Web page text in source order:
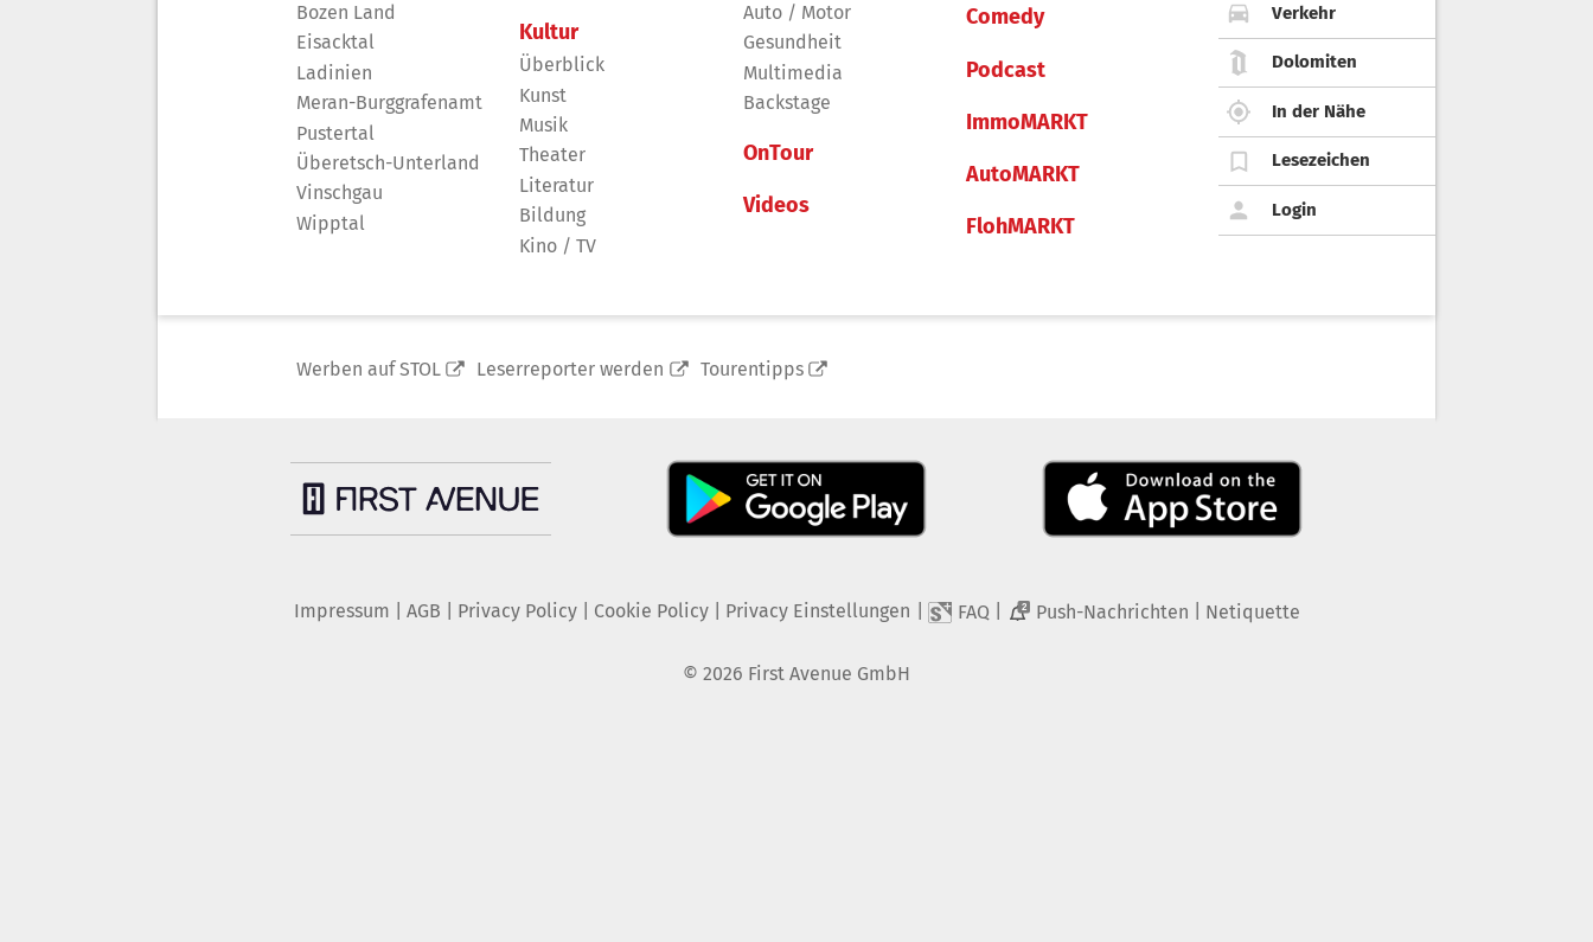
Bozen Land
Eisacktal
Ladinien
Meran-Burggrafenamt
Pustertal
Überetsch-Unterland
Vinschgau
Wipptal
Kultur
Überblick
Kunst
Musik
Theater
Literatur
Bildung
Kino / TV
Auto / Motor
Gesundheit
Multimedia
Backstage
OnTour
Videos
Comedy
Podcast
ImmoMARKT
AutoMARKT
FlohMARKT
Verkehr
Dolomiten
In der Nähe
Lesezeichen
Login
Werben auf STOL Leserreporter werden Tourentipps
Impressum AGB Privacy Policy| Cookie Policy| Privacy Einstellungen FAQ 2 Push-Nachrichten Netiquette
© 2026 First Avenue GmbH